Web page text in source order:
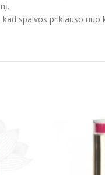
spalvos priklauso